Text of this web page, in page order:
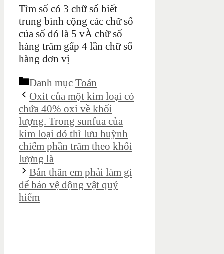
Tìm số có 3 chữ số biết
trung bình cộng các chữ số
của số đó là 5 vÀ chữ số
hàng trăm gấp 4 lần chữ số
hàng đơn vị
Danh mục Toán
Oxit của một kim loại có
chứa 40% oxi về khối
lượng. Trong sunfua của
kim loại đó thì lưu huỳnh
chiếm phần trăm theo khối
lượng là
Bản thân em phải làm gì
để bảo vệ động vật quý
hiếm